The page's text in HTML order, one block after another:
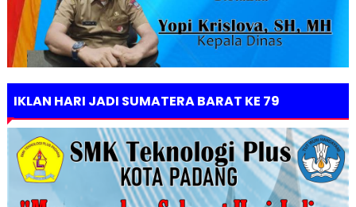
IKLAN HARI JADI SUMATERA BARAT KE 79